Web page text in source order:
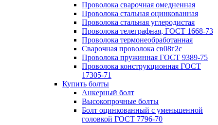
Проволока сварочная омедненная
Проволока стальная оцинкованная
Проволока стальная углеродистая
Проволока телеграфная, ГОСТ 1668-73
Проволока термонеобработанная
Сварочная проволока св08г2с
Проволока пружинная ГОСТ 9389-75
Проволока конструкционная ГОСТ
17305-71
Купить болты
Анкерный болт
Высокопрочные болты
Болт оцинкованный с уменьшенной
головкой ГОСТ 7796-70